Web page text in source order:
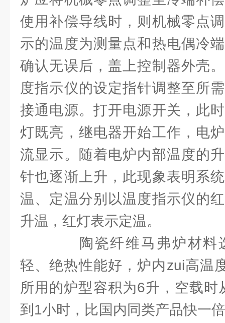
使用补偿导线时，则机械零点
示的温度为测量点和热电偶冷
确认无误后，盖上控制器外壳
度指示仪的设定指针调整至所
接通电源。打开电源开关，此
灯既亮，继电器开始工作，电
流显示。随着电炉内部温度的
针也逐渐上升，此现象表明系
温、定温分别以温度指示仪的
升温，红灯表示定温。
陶瓷纤维马弗炉材料
轻、绝热性能好，炉内zui高温
所用的炉型容积为6升，空载时
到1小时，比国内同类产品快一